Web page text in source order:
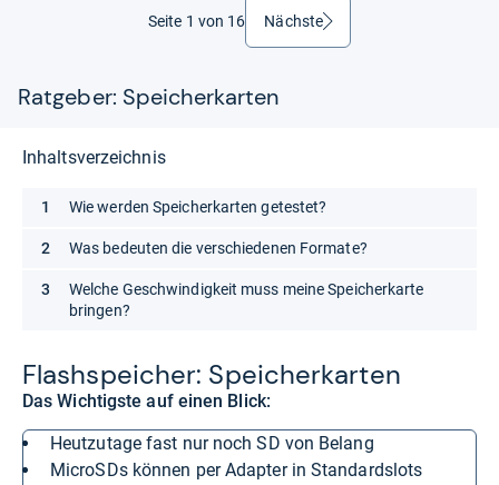
Seite 1 von 16 Nächsteweiter
Ratgeber: Speicherkarten
Flas­h­spei­cher: Spei­cher­kar­ten
Das Wichtigste auf einen Blick:
heutzutage fast nur noch SD von Belang
microSDs können per Adapter in Standardslots
Inhaltsverzeichnis
Wie werden Speicherkarten getestet?
Was bedeuten die verschiedenen Formate?
Welche Geschwindigkeit muss meine Speicherkarte
bringen?